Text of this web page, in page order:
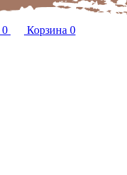
0 Корзина 0